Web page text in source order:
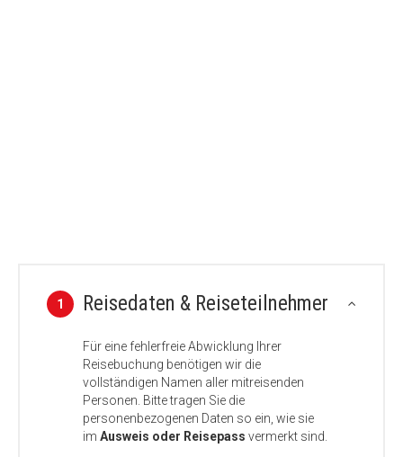
1 Reisedaten & Reiseteilnehmer
Für eine fehlerfreie Abwicklung Ihrer
Reisebuchung benötigen wir die
vollständigen Namen aller mitreisenden
Personen. Bitte tragen Sie die
personenbezogenen Daten so ein, wie sie
im Ausweis oder Reisepass vermerkt sind.